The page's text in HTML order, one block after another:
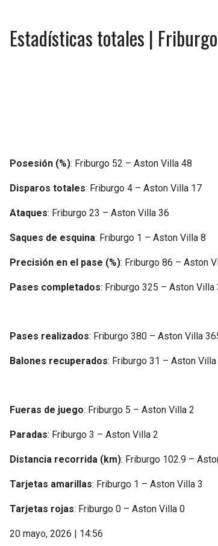
Estadísticas totales |
Posesión (%): Friburgo 52 – Aston Villa 48
Disparos totales: Friburgo 4 – Aston Villa 17
Ataques: Friburgo 23 – Aston Villa 36
Saques de esquina: Friburgo 1 – Aston Villa 8
Precisión en el pase (%): Friburgo 86 – Aston
Pases completados: Friburgo 325 – Aston Villa
Pases realizados: Friburgo 380 – Aston Villa
Balones recuperados: Friburgo 31 – Aston Villa
Fueras de juego: Friburgo 5 – Aston Villa 2
Paradas: Friburgo 3 – Aston Villa 2
Distancia recorrida (km): Friburgo 102.9 –
Tarjetas amarillas: Friburgo 1 – Aston Villa 3
Tarjetas rojas: Friburgo 0 – Aston Villa 0
20 mayo, 2026 | 14:56